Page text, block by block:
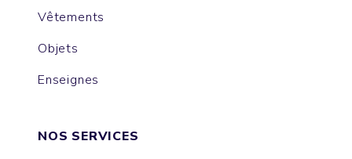
Vêtements
Objets
Enseignes
NOS SERVICES